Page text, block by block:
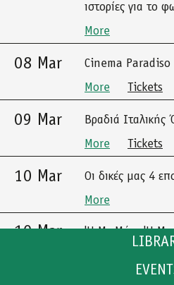
ιστορίες για το
More
08 Mar
Cinema Paradiso
More
Tickets
09 Mar
Βραδιά Ιταλικής
More
Tickets
10 Mar
Οι δικές μας 4
More
10 Mar
'Η Με Μένα 'Η Με